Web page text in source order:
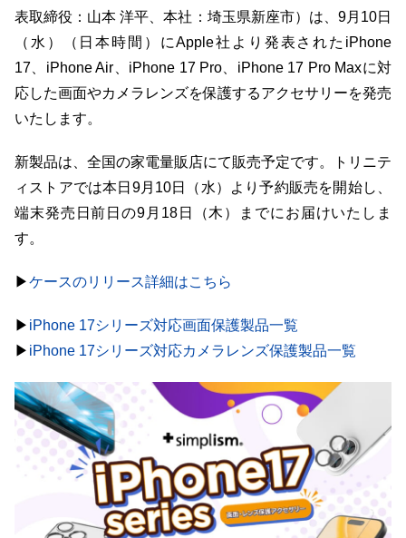
表取締役：山本 洋平、本社：埼玉県新座市）は、9月10日
（水）（日本時間）にApple社より発表されたiPhone
17、iPhone Air、iPhone 17 Pro、iPhone 17 Pro Maxに対
応した画面やカメラレンズを保護するアクセサリーを発売
いたします。
新製品は、全国の家電量販店にて販売予定です。トリニテ
ィストアでは本日9月10日（水）より予約販売を開始し、
端末発売日前日の9月18日（木）までにお届けいたしま
す。
▶︎ケースのリリース詳細はこちら
▶︎ iPhone 17シリーズ対応画面保護製品一覧
▶︎ iPhone 17シリーズ対応カメラレンズ保護製品一覧